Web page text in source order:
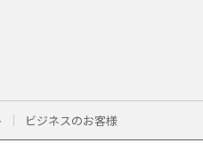
ビジネスのお客様